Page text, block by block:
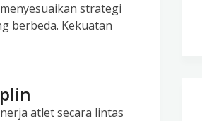
strategi
berbeda. Kekuatan
atlet secara lintas